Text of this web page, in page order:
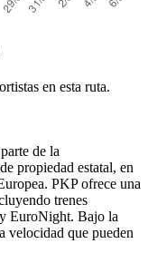
en esta ruta.
de la
propiedad estatal, en
PKP ofrece una
trenes
EuroNight. Bajo la
velocidad que pueden